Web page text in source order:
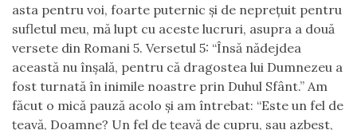
asta pentru voi, foarte puternic şi de nepreţuit pentru
sufletul meu, mă lupt cu aceste lucruri, asupra a două
versete din Romani 5. Versetul 5: “Însă nădejdea
această nu înşală, pentru că dragostea lui Dumnezeu a
fost turnată în inimile noastre prin Duhul Sfânt.” Am
făcut o mică pauză acolo şi am întrebat: “Este un fel de
ţeavă, Doamne? Un fel de ţeavă de cupru, sau azbest,